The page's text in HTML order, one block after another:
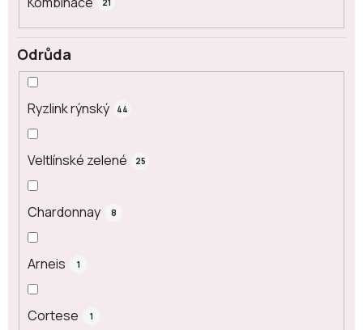
Odrůda
Ryzlink rýnský 44
Veltlínské zelené 25
Chardonnay 8
Arneis 1
Cortese 1
21